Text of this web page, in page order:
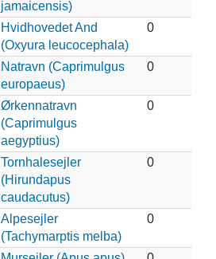
jamaicensis)
Hvidhovedet And
(Oxyura leucocephala)
0
Natravn (Caprimulgus
europaeus)
0
Ørkennatravn
(Caprimulgus
aegyptius)
0
Tornhalesejler
(Hirundapus
caudacutus)
0
Alpesejler
(Tachymarptis melba)
0